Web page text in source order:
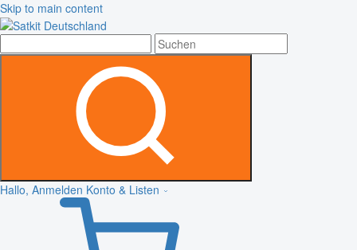
Skip to main content
Hallo, Anmelden Konto & Listen